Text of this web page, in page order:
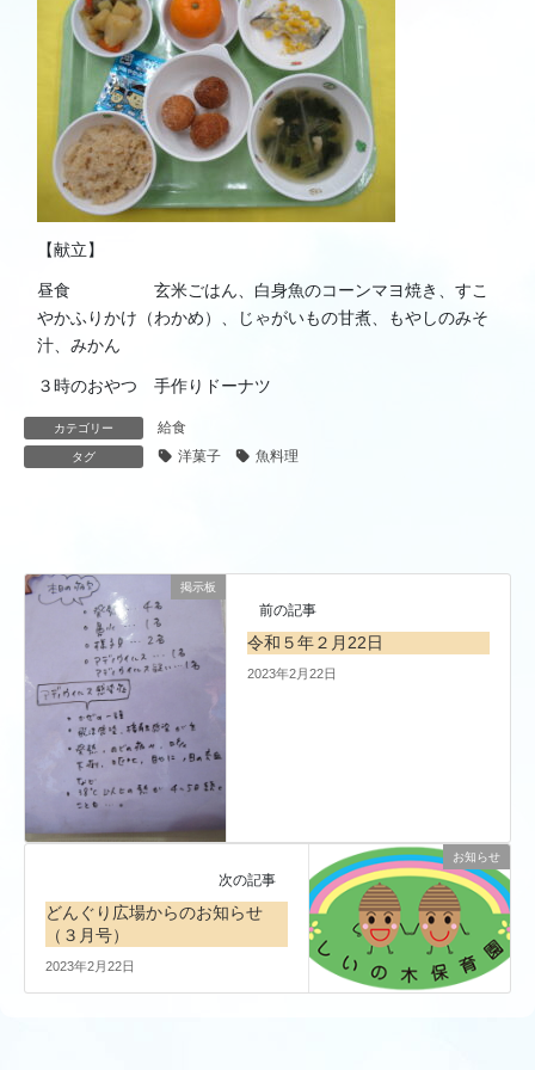
【献立】
昼食 玄米ごはん、白身魚のコーンマヨ焼き、すこ
やかふりかけ（わかめ）、じゃがいもの甘煮、もやしのみそ
汁、みかん
３時のおやつ 手作りドーナツ
カテゴリー 給食
タグ 洋菓子 魚料理
掲示板
前の記事
令和５年２月22日
2023年2月22日
お知らせ
次の記事
どんぐり広場からのお知らせ
（３月号）
2023年2月22日